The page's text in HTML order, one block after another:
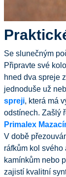
Se slunečným
Připravte své
hned dva spreje
jednoduše už
spreji, která má
odstínech. Zašlý
Primalex
V době
ráfkům kol
kamínkům nebo
zajistí kvalitní